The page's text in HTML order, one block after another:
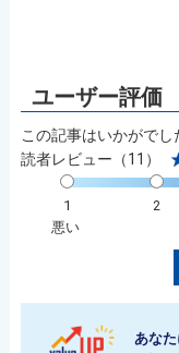
この記事はいかがでし
読者レビュー（11）
1 2
悪い
あなた